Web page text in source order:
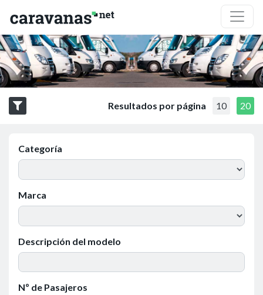
Resultados por página 10 20
Categoría
Marca
Descripción del modelo
Nº de Pasajeros